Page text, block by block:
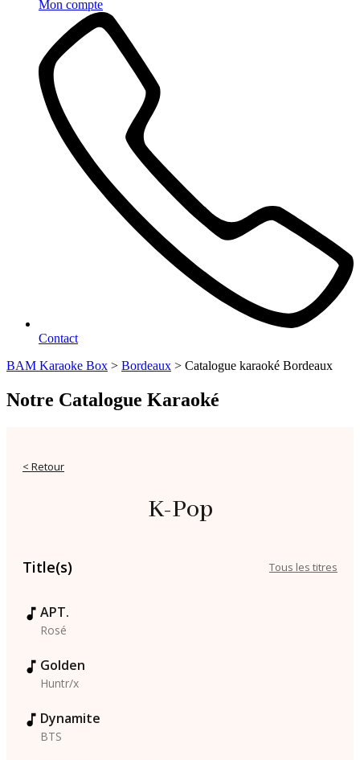
Mon compte
Contact
BAM Karaoke Box > Bordeaux > Catalogue karaoké Bordeaux
Notre Catalogue Karaoké
< Retour
K-Pop
Title(s) Tous les titres
APT.
Rosé
Golden
Huntr/x
Dynamite
BTS